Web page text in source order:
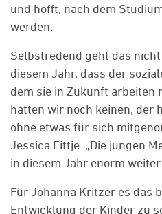
und hofft, nach dem
werden.
Selbstredend geht das
diesem Jahr, dass der
dem sie in Zukunft arbeiten
hatten wir noch keinen, der
ohne etwas für sich
Jessica Fittje. „Die jungen
in diesem Jahr enorm
Für Johanna Kritzer es das
Entwicklung der Kinder zu